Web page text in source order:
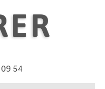
54